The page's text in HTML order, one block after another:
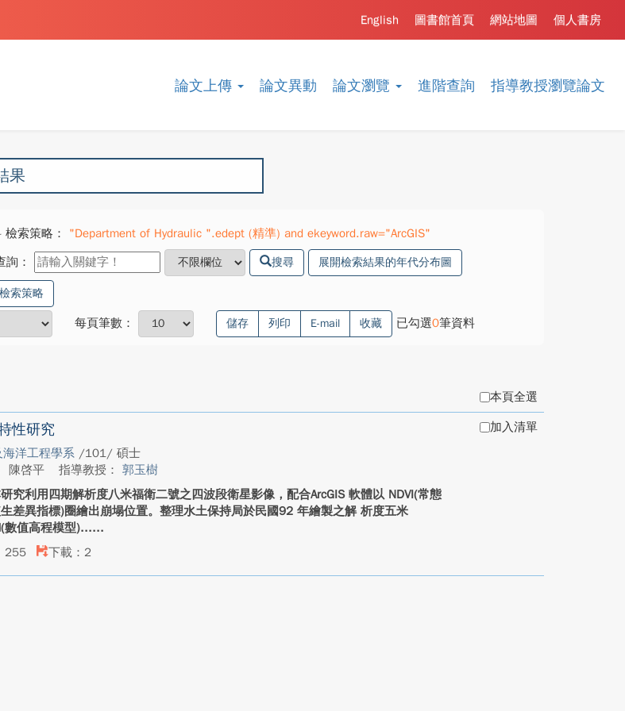
論文上傳 論文異動 論文瀏覽 進階查詢 指導教授瀏覽論文
個人書房
網站地圖
圖書館首頁
English
果
檢索策略：
"Department of Hydraulic ".edept (精準) and ekeyword.raw="ArcGIS"
詢：
搜尋 展開檢索結果的年代分布圖
索策略
每頁筆數： 儲存 列印 E-mail 收藏 已勾選0筆資料
本頁全選
性研究
海洋工程學系 /101/ 碩士
陳啓平
指導教授： 郭玉樹
究利用四期解析度八米福衛二號之四波段衛星影像，配合ArcGIS 軟體以 NDVI(常態
差異指標)圈繪出崩塌位置。整理水土保持局於民國92 年繪製之解 析度五米
數值高程模型)...
255
下載：2
加入清單